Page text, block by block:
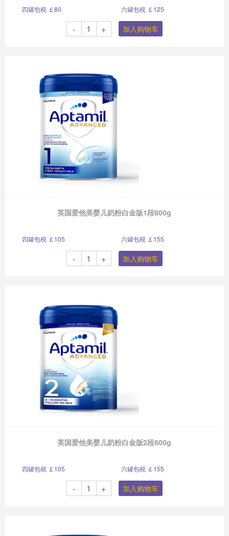
四罐包税 ￡80 六罐包税 ￡125
- + 加入购物车
英国爱他美婴儿奶粉白金版1段800g
四罐包税 ￡105 六罐包税 ￡155
- + 加入购物车
英国爱他美婴儿奶粉白金版2段800g
四罐包税 ￡105 六罐包税 ￡155
- + 加入购物车